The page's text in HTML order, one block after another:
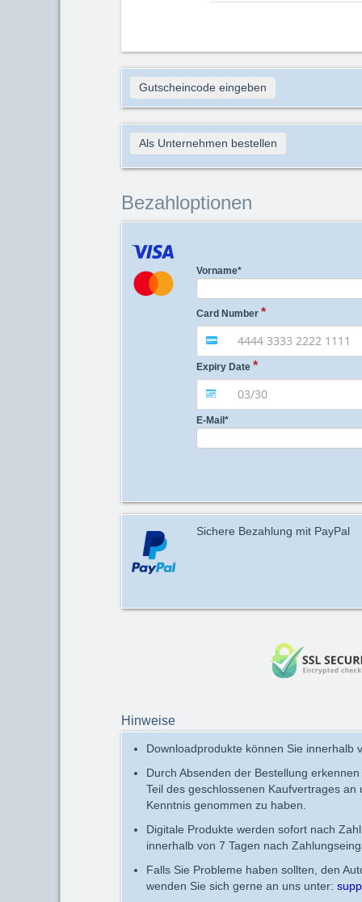
Gutscheincode eingeben
Als Unternehmen bestellen
Bezahloptionen
Vorname*
Card Number
Expiry Date
E-Mail*
Sichere Bezahlung mit PayPal
Hinweise
Downloadprodukte können Sie innerhalb
Durch Absenden der Bestellung
Teil des geschlossenen Kaufvertrages
Kenntnis genommen zu haben.
Digitale Produkte werden sofort nach
innerhalb von 7 Tagen nach
Falls Sie Probleme haben sollten, den
wenden Sie sich gerne an uns unter: